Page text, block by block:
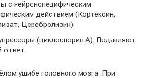
с нейронспецифическим
действием (Кортексин,
Церебролизин).
(циклоспорин А). Подавляют
ответ.
ушибе головного мозга. При